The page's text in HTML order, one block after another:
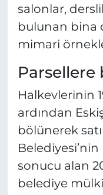
salonlar,
bulunan bina
mimari
Parsellere
Halkevlerinin
ardından
bölünerek
sonucu alan
belediye